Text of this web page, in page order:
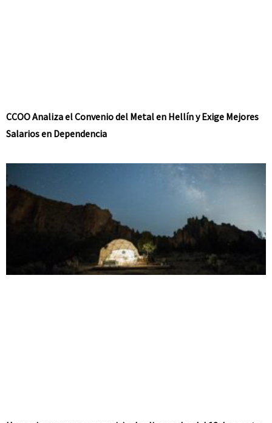
CCOO Analiza el Convenio del Metal en Hellín y Exige Mejores
Salarios en Dependencia